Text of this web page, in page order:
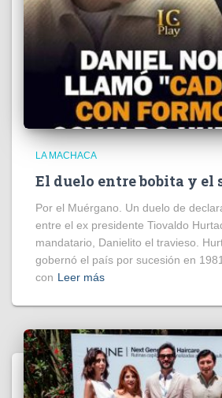
LA MACHACA
El duelo entre bobita y el
Por el Muérgano. Un duelo de
entre el ex presidente Tiovaldo
mandatario, Danielito el travieso.
gobernó el país por sucesión en
con Leer más